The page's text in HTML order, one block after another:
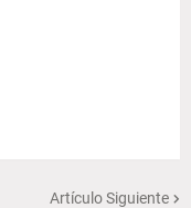
Artículo Siguiente